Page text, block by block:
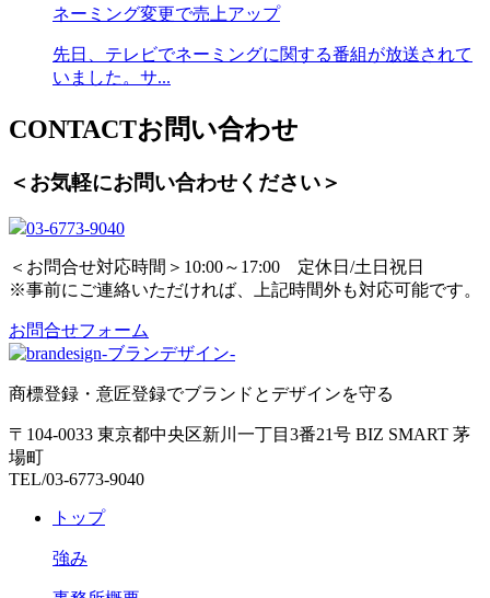
ネーミング変更で売上アップ
先日、テレビでネーミングに関する番組が放送されて
いました。サ...
CONTACTお問い合わせ
＜お気軽にお問い合わせください＞
03-6773-9040
＜お問合せ対応時間＞10:00～17:00 定休日/土日祝日
※事前にご連絡いただければ、上記時間外も対応可能です。
お問合せフォーム
商標登録・意匠登録でブランドとデザインを守る
〒104-0033 東京都中央区新川一丁目3番21号 BIZ SMART 茅
場町
TEL/03-6773-9040
トップ
強み